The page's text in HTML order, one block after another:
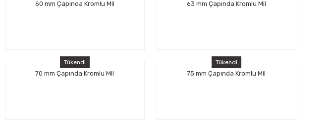
60 mm Çapında Kromlu Mil 63 mm Çapında Kromlu Mil
Tükendi
70 mm Çapında Kromlu Mil
Tükendi
75 mm Çapında Kromlu Mil